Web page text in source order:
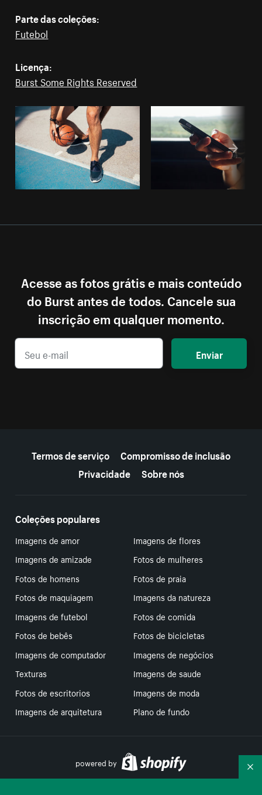
Parte das coleções:
Futebol
Licença:
Burst Some Rights Reserved
Acesse as fotos grátis e mais conteúdo
do Burst antes de todos. Cancele sua
inscrição em qualquer momento.
Enviar
Termos de serviço
Compromisso de inclusão
Privacidade
Sobre nós
Coleções populares
Imagens de amor
Imagens de flores
Imagens de amizade
Fotos de mulheres
Fotos de homens
Fotos de praia
Fotos de maquiagem
Imagens da natureza
Imagens de futebol
Fotos de comida
Fotos de bebês
Fotos de bicicletas
Imagens de computador
Imagens de negócios
Texturas
Imagens de saude
Fotos de escritorios
Imagens de moda
Imagens de arquitetura
Plano de fundo
powered by